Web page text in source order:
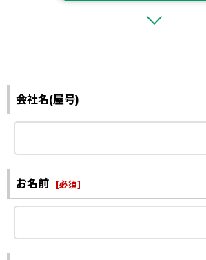
会社名(屋号)
お名前 [必須]